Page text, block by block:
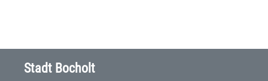
Stadt Bocholt